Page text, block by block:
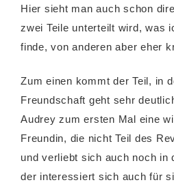
Hier sieht man auch schon
zwei Teile unterteilt wird, was
finde, von anderen aber eher
Zum einen kommt der Teil, in
Freundschaft geht sehr
Audrey zum ersten Mal eine
Freundin, die nicht Teil des
und verliebt sich auch noch in
der interessiert sich auch für